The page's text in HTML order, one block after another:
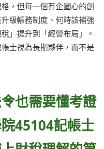
，但每一個有企圖心的創
級帳務制度、何時該補強
」提升到「經營布局」。
士視為長期夥伴，而不是
也需要懂考證
45104記帳士